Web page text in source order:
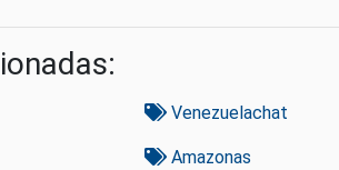
Venezuelachat
Amazonas